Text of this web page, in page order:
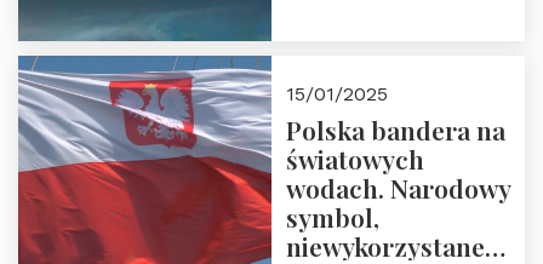
Prowadzi prof.
Zbigniew
Stawrowski
15/01/2025
Polska bandera na
światowych
wodach. Narodowy
symbol,
niewykorzystane